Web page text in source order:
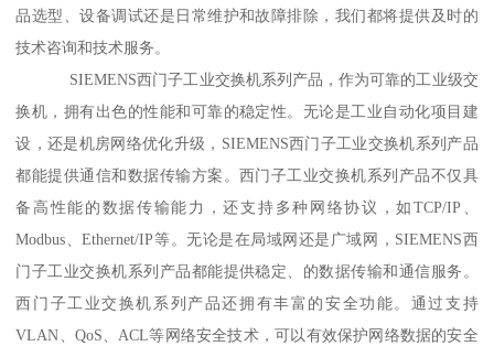
品选型、设备调试还是日常维护和故障排除，我们都将提供及时的
技术咨询和技术服务。
SIEMENS西门子工业交换机系列产品，作为可靠的工业级交
换机，拥有出色的性能和可靠的稳定性。无论是工业自动化项目建
设，还是机房网络优化升级，SIEMENS西门子工业交换机系列产品
都能提供通信和数据传输方案。西门子工业交换机系列产品不仅具
备高性能的数据传输能力，还支持多种网络协议，如TCP/IP、
Modbus、Ethernet/IP等。无论是在局域网还是广域网，SIEMENS西
门子工业交换机系列产品都能提供稳定、的数据传输和通信服务。
西门子工业交换机系列产品还拥有丰富的安全功能。通过支持
VLAN、QoS、ACL等网络安全技术，可以有效保护网络数据的安全